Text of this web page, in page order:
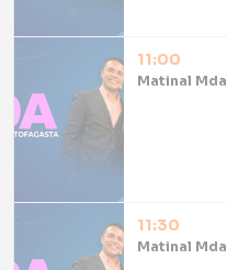
11:00
Matinal Mda
11:30
Matinal Mda